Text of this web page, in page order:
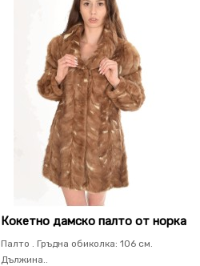
Кокетно дамско палто от норка
Палто . Гръдна обиколка: 106 см.
Дължина..